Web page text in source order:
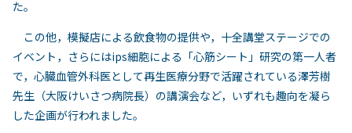
た。
この他，模擬店による飲食物の提供や，十全講堂ステージでの
イベント，さらにはips細胞による「心筋シート」研究の第一人者
で，心臓血管外科医として再生医療分野で活躍されている澤芳樹
先生（大阪けいさつ病院長）の講演会など，いずれも趣向を凝ら
した企画が行われました。